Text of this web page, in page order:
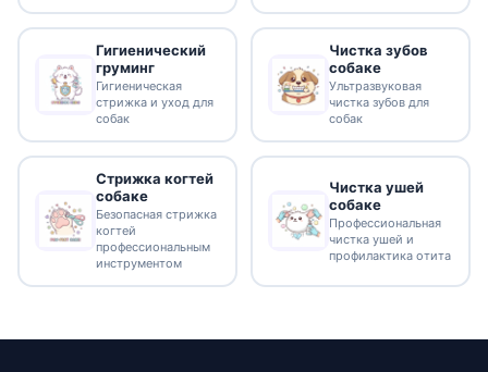
Гигиенический
груминг
Гигиеническая
стрижка и уход для
собак
Чистка зубов
собаке
Ультразвуковая
чистка зубов для
собак
Стрижка когтей
собаке
Безопасная стрижка
когтей
профессиональным
инструментом
Чистка ушей
собаке
Профессиональная
чистка ушей и
профилактика отита